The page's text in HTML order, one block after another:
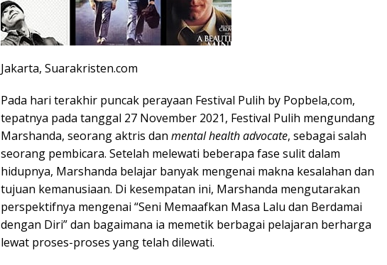
Jakarta, Suarakristen.com
Pada hari terakhir puncak perayaan Festival Pulih by Popbela,com,
tepatnya pada tanggal 27 November 2021, Festival Pulih mengundang
Marshanda, seorang aktris dan mental health advocate, sebagai salah
seorang pembicara. Setelah melewati beberapa fase sulit dalam
hidupnya, Marshanda belajar banyak mengenai makna kesalahan dan
tujuan kemanusiaan. Di kesempatan ini, Marshanda mengutarakan
perspektifnya mengenai “Seni Memaafkan Masa Lalu dan Berdamai
dengan Diri” dan bagaimana ia memetik berbagai pelajaran berharga
lewat proses-proses yang telah dilewati.